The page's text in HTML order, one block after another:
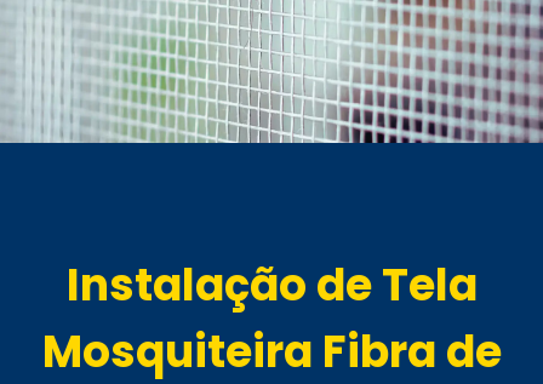
Instalação de Tela
Mosquiteira Fibra de